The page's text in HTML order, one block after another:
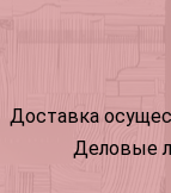
Доставка
Деловые